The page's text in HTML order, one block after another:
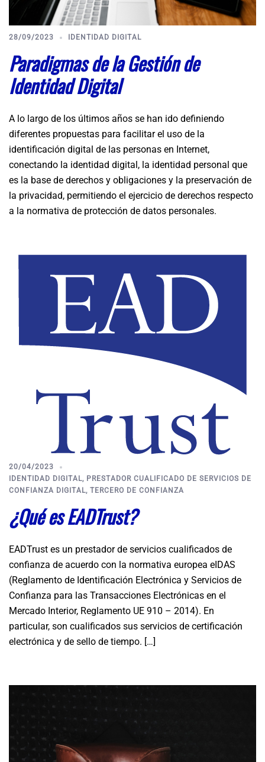
28/09/2023 IDENTIDAD DIGITAL
Paradigmas de la Gestión de
Identidad Digital
A lo largo de los últimos años se han ido definiendo
diferentes propuestas para facilitar el uso de la
identificación digital de las personas en Internet,
conectando la identidad digital, la identidad personal que
es la base de derechos y obligaciones y la preservación de
la privacidad, permitiendo el ejercicio de derechos respecto
a la normativa de protección de datos personales.
20/04/2023
IDENTIDAD DIGITAL, PRESTADOR CUALIFICADO DE SERVICIOS DE
CONFIANZA DIGITAL, TERCERO DE CONFIANZA
¿Qué es EADTrust?
EADTrust es un prestador de servicios cualificados de
confianza de acuerdo con la normativa europea eIDAS
(Reglamento de Identificación Electrónica y Servicios de
Confianza para las Transacciones Electrónicas en el
Mercado Interior, Reglamento UE 910 – 2014). En
particular, son cualificados sus servicios de certificación
electrónica y de sello de tiempo. […]